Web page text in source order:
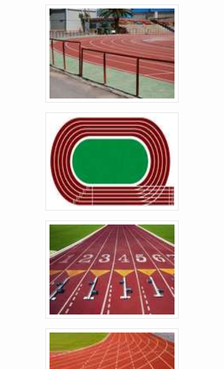
organização é possível encontrar uma equipe
multidisciplinar de consultores associados que
esperam seu contato para melhor atender.A
EMPRESA MAIS QUALIFICADA DO
SEGMENTOSomente na Master Tapetes existe o
que há de melhor em soluções e personalização
de tapetes e capachos comerciais e
residenciais. Prezando pelo que há de mais
vinil liso e tapete ergonômico com ótima
qualidade e assertividade.A empresa também
conta com um atendimento qualificado, através
de funcionários especializados e cuidadosos,
que entendem a necessidade de cada cliente.
Também foram investidos valores consideráveis
em instalações de qualidade, aumentando a
eficiência da marca. A Master Tapetes é uma
empresa que tem despontado no segmento por
toda seriedade e qualidade, o que garante a
melhor experiência de todos os clientes..